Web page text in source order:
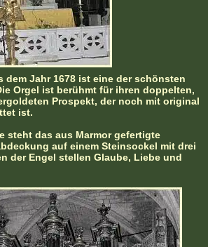
dem Jahr 1678 ist eine der schönsten
Orgel ist berühmt für ihren doppelten,
Prospekt, der noch mit original
ist.
steht das aus Marmor gefertigte
auf einem Steinsockel mit drei
der Engel stellen Glaube, Liebe und